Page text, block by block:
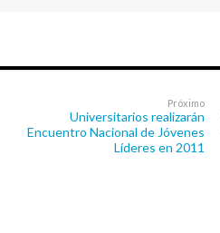
Próximo
Universitarios realizarán
Encuentro Nacional de Jóvenes
Líderes en 2011